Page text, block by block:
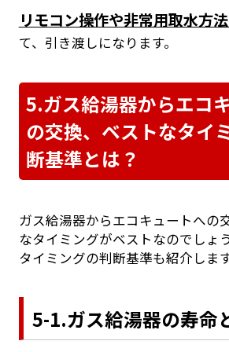
リモコン操作や非常用取水方
て、引き渡しになります。
5.ガス給湯器からエコ
の交換、ベストなタイ
断基準とは？
ガス給湯器からエコキュートへの
なタイミングがベストなのでしょ
タイミングの判断基準も紹介します
5-1.ガス給湯器の寿命